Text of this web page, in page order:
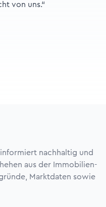
von uns.“
nachhaltig und
aus der Immobilien-
Marktdaten sowie